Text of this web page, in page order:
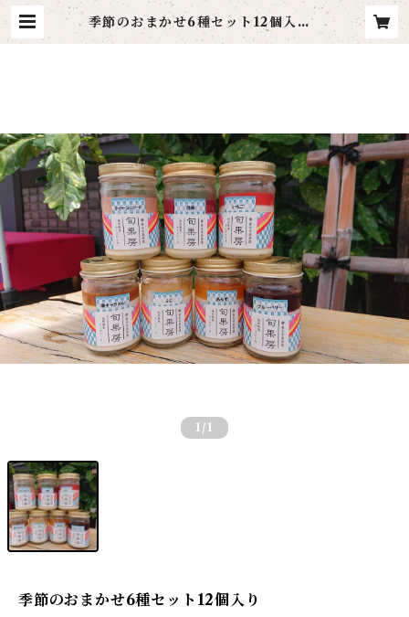
季節のおまかせ6種セット12個入り |
旬果房
1 /1
季節のおまかせ6種セット12個入り